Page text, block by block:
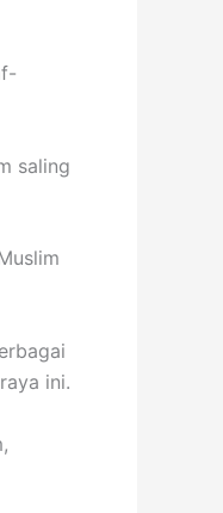
saling
ini.